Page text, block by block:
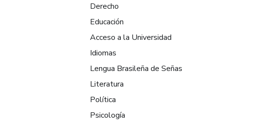
Derecho
Educación
Acceso a la Universidad
Idiomas
Lengua Brasileña de Señas
Literatura
Política
Psicología